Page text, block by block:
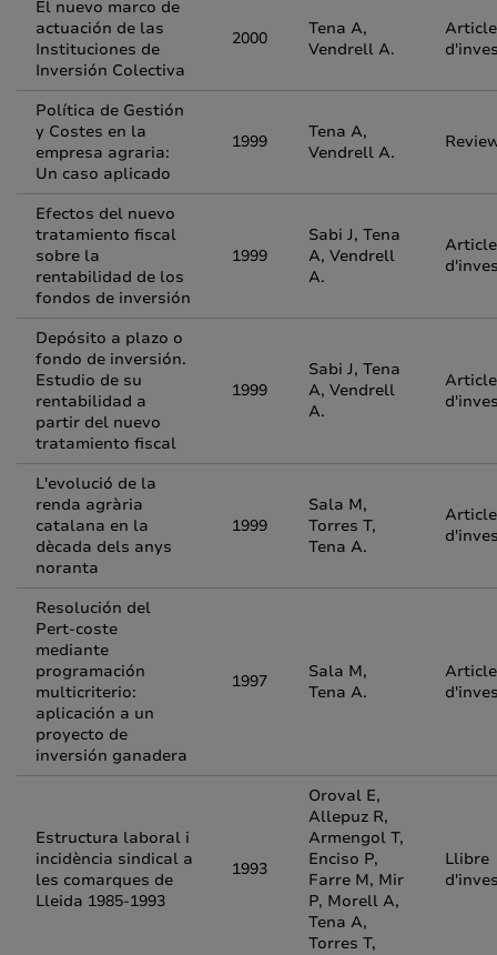
El nuevo marco de
actuación de las
Instituciones de
Inversión Colectiva
2000
Tena A,
Vendrell A.
Article
Política de Gestión
y Costes en la
empresa agraria:
Un caso aplicado
1999
Tena A,
Vendrell A.
Efectos del nuevo
tratamiento fiscal
sobre la
rentabilidad de los
fondos de inversión
1999
Sabi J, Tena
A, Vendrell
A.
Article
Depósito a plazo o
fondo de inversión.
Estudio de su
rentabilidad a
partir del nuevo
tratamiento fiscal
1999
Sabi J, Tena
A, Vendrell
A.
Article
L'evolució de la
renda agrària
catalana en la
dècada dels anys
noranta
1999
Sala M,
Torres T,
Tena A.
Article
Resolución del
Pert-coste
mediante
programación
multicriterio:
aplicación a un
proyecto de
inversión ganadera
1997
Sala M,
Tena A.
Article
Estructura laboral i
incidència sindical a
les comarques de
Lleida 1985-1993
1993
Oroval E,
Allepuz R,
Armengol T,
Enciso P,
Farre M, Mir
P, Morell A,
Tena A,
Torres T,
Llibre